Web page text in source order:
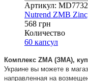
Артикул:
Nutrend ZMB
568 грн
Количество
60 капсул
Комплекс ZMA (ЗМА),
Украине вы можете в
направленная на